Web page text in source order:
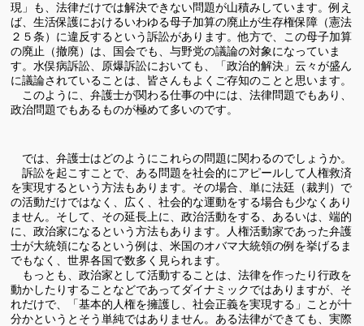
現」も、法律だけでは解決できない問題が山積みしています。例え
ば、生活保護におけるいわゆる母子加算の廃止が生存権保障（憲法
２５条）に違反するという訴訟があります。他方で、この母子加算
の廃止（撤廃）は、国会でも、与野党の議論の対象になっていま
す。水俣病訴訟、原爆訴訟においても、「政治的解決」云々が盛ん
に議論されていることは、皆さんもよくご存知のことと思います。
このように、弁護士が関わる仕事の中には、法律問題でもあり、
政治問題でもあるものが極めて多いのです。
では、弁護士はどのようにこれらの問題に関わるのでしょうか。
訴訟を起こすことで、ある問題を社会的にアピールして人権救済
を実現するという方法もあります。その場合、単に法廷（裁判）で
の活動だけではなく、広く、社会的な運動をする場合も少なくあり
ません。そして、その延長上に、政治活動をする、あるいは、端的
に、政治家になるという方法もあります。人権活動家であった弁護
士が大統領になるという例は、米国のオバマ大統領の例を挙げるま
でもなく、世界各国で数多く見られます。
もっとも、政治家として活動することは、法律を作ったり行政を
動かしたりすることなどであってダイナミックではありますが、そ
れだけで、「基本的人権を擁護し、社会正義を実現する」ことが十
分かというとそう単純ではありません。ある法律ができても、実際